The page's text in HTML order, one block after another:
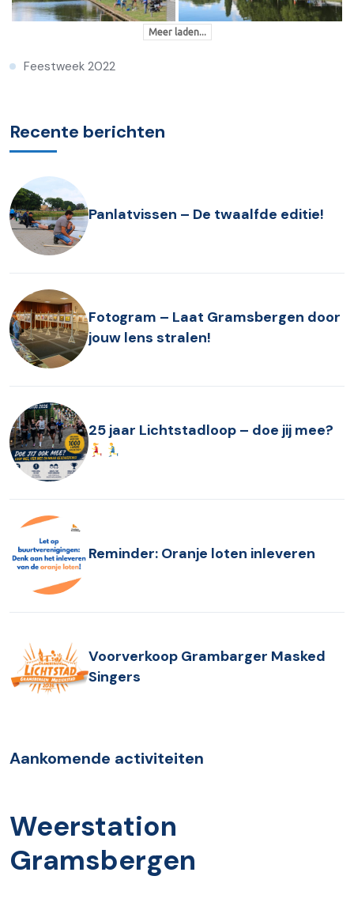
Meer laden...
Feestweek 2022
Recente berichten
Panlatvissen – De twaalfde editie!
Fotogram – Laat Gramsbergen door
jouw lens stralen!
25 jaar Lichtstadloop – doe jij mee?
Reminder: Oranje loten inleveren
Voorverkoop Grambarger Masked
Singers
Aankomende activiteiten
Weerstation
Gramsbergen